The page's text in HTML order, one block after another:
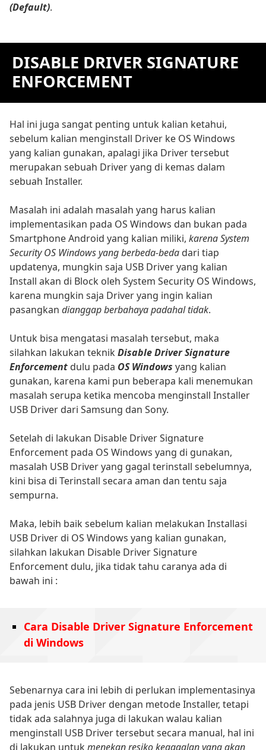
(Default).
DISABLE DRIVER SIGNATURE
ENFORCEMENT
Hal ini juga sangat penting untuk kalian ketahui,
sebelum kalian menginstall Driver ke OS Windows
yang kalian gunakan, apalagi jika Driver tersebut
merupakan sebuah Driver yang di kemas dalam
sebuah Installer.
Masalah ini adalah masalah yang harus kalian
implementasikan pada OS Windows dan bukan pada
Smartphone Android yang kalian miliki, karena System
Security OS Windows yang berbeda-beda dari tiap
updatenya, mungkin saja USB Driver yang kalian
Install akan di Block oleh System Security OS Windows,
karena mungkin saja Driver yang ingin kalian
pasangkan dianggap berbahaya padahal tidak.
Untuk bisa mengatasi masalah tersebut, maka
silahkan lakukan teknikDisable Driver Signature
Enforcement dulu pada OS Windows yang kalian
gunakan, karena kami pun beberapa kali menemukan
masalah serupa ketika mencoba menginstall Installer
USB Driver dari Samsung dan Sony.
Setelah di lakukan Disable Driver Signature
Enforcement pada OS Windows yang di gunakan,
masalah USB Driver yang gagal terinstall sebelumnya,
kini bisa di Terinstall secara aman dan tentu saja
sempurna.
Maka, lebih baik sebelum kalian melakukan Installasi
USB Driver di OS Windows yang kalian gunakan,
silahkan lakukan Disable Driver Signature
Enforcement dulu, jika tidak tahu caranya ada di
bawah ini :
Cara Disable Driver Signature Enforcement
di Windows
Sebenarnya cara ini lebih di perlukan implementasinya
pada jenis USB Driver dengan metode Installer, tetapi
tidak ada salahnya juga di lakukan walau kalian
menginstall USB Driver tersebut secara manual, hal ini
di lakukan untuk menekan resiko kegagalan yang akan